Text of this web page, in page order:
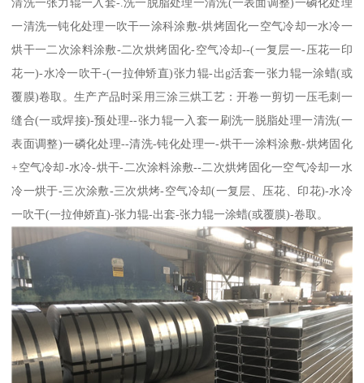
清洗一张力辊一入套-.洗一脱脂处理一清洗(一表面调整)一磷化处理
一清洗一钝化处理一吹干一涂科涂敷-烘烤固化一空气冷却一水冷一
烘干一二次涂料涂敷-二次烘烤固化-空气冷却--(一复层一-压花一印
花一)-水冷一吹干-(一拉伸矫直)张力辊-出g活套一张力辊一涂蜡(或
覆膜)卷取。生产产品时采用三涂三烘工艺：开卷一剪切一压毛刺一
缝合(一或焊接)-预处理--张力辊一入套一刷洗一脱脂处理一清洗(一
表面调整)一磷化处理--清洗-钝化处理一-烘干一涂料涂敷-烘烤固化
+空气冷却-水冷-烘干-二次涂料涂敷--二次烘烤固化一空气冷却一水
冷一烘于-三次涂敷-三次烘烤-空气冷却(一复层、压花、印花)-水冷
一吹干(一拉伸娇直)-张力辊-出套-张力辊一涂蜡(或覆膜)-卷取。